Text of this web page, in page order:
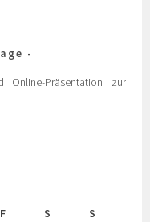
Online-Präsentation zur
F S S